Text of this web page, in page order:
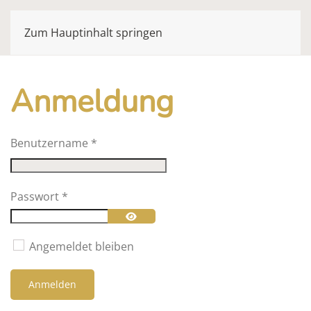
Zum Hauptinhalt springen
Anmeldung
Benutzername *
Passwort *
Passwort anzeigen
Angemeldet bleiben
Anmelden